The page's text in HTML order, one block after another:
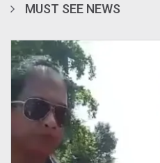
MUST SEE NEWS